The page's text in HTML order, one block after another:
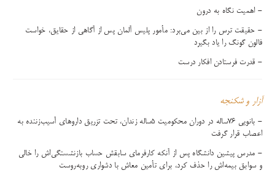
- اهمیت نگاه به درون
- حقیقت ترس را از بین می‌برد: مأمور پلیس آلمان پس از آگاهی از حقایق، خواست
فالون گونگ را یاد بگیرد
- قدرت فرستادن افکار درست
آزار و شکنجه
- بانویی ۷۶ساله در دوران محکومیت ۵ساله زندان، تحت تزریق داروهای آسیب‌زننده به
اعصاب قرار گرفت
- مدرس پیشین دانشگاه پس از آنکه کارفرمای سابقش حساب بازنشستگی‌اش را خالی
و سوابق بیمه‌اش را حذف کرد، برای تأمین معاش با دشواری روبه‌روست